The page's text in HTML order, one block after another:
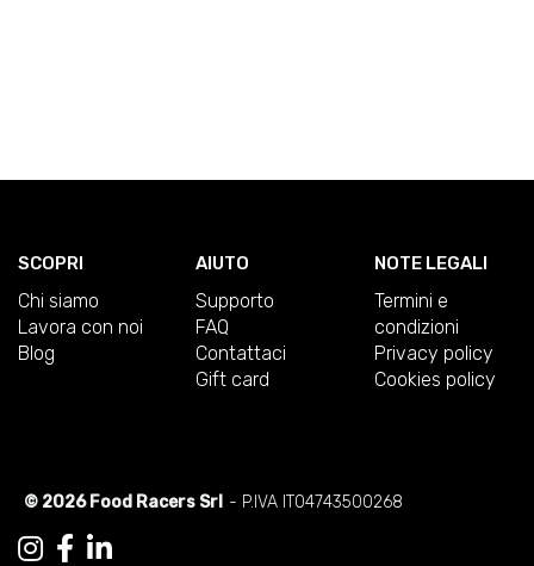
SCOPRI
Chi siamo
Lavora con noi
Blog
AIUTO
Supporto
FAQ
Contattaci
Gift card
NOTE LEGALI
Termini e
condizioni
Privacy policy
Cookies policy
© 2026 Food Racers Srl - P.IVA IT04743500268